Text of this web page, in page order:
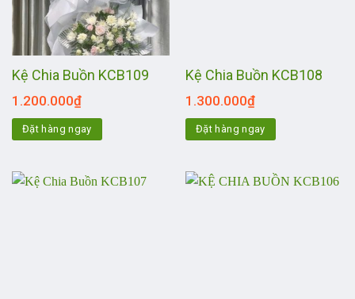
Kệ Chia Buồn KCB109
1.200.000₫
Đặt hàng ngay
Kệ Chia Buồn KCB108
1.300.000₫
Đặt hàng ngay